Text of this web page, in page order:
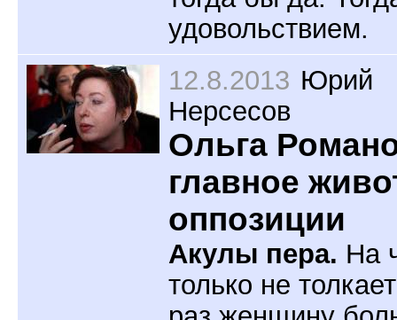
удовольствием.
12.8.2013 Юрий
Нерсесов
Ольга
главное
оппозиции
Акулы пера. На
только не